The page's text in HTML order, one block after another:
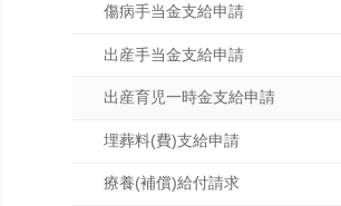
傷病手当金支給申請
出産手当金支給申請
出産育児一時金支給申請
埋葬料(費)支給申請
療養(補償)給付請求